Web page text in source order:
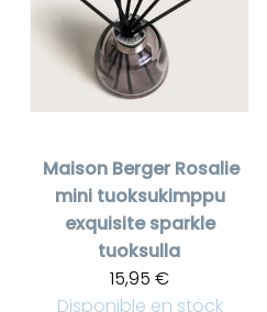
Maison Berger Rosalie
mini tuoksukimppu
exquisite sparkle
tuoksulla
15,95 €
Disponible en stock